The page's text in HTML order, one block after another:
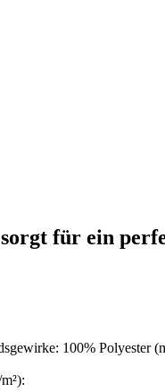
für ein
100% Polyester